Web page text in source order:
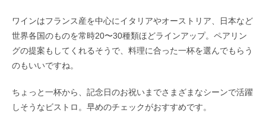
ワインはフランス産を中心にイタリアやオーストリア、日本など
世界各国のものを常時20〜30種類ほどラインアップ。ペアリン
グの提案もしてくれるそうで、料理に合った一杯を選んでもらう
のもいいですね。
ちょっと一杯から、記念日のお祝いまでさまざまなシーンで活躍
しそうなビストロ。早めのチェックがおすすめです。